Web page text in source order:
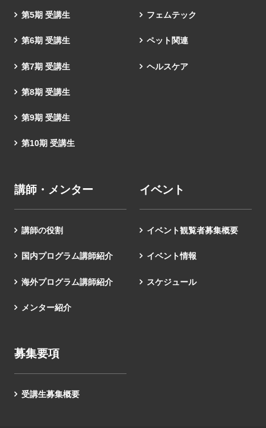
第5期 受講生
第6期 受講生
第7期 受講生
第8期 受講生
第9期 受講生
第10期 受講生
フェムテック
ペット関連
ヘルスケア
講師・メンター
講師の役割
国内プログラム講師紹介
海外プログラム講師紹介
メンター紹介
イベント
イベント観覧者募集概要
イベント情報
スケジュール
募集要項
受講生募集概要